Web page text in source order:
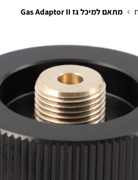
מתאם למיכל גז Gas Adaptor II